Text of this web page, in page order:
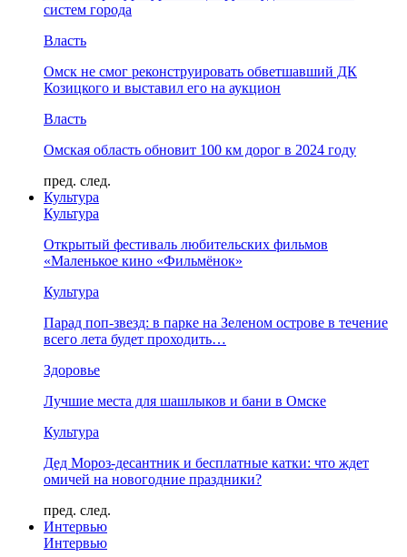
систем города
Власть
Омск не смог реконструировать обветшавший ДК
Козицкого и выставил его на аукцион
Власть
Омская область обновит 100 км дорог в 2024 году
пред. след.
Культура
Культура
Открытый фестиваль любительских фильмов
«Маленькое кино «Фильмёнок»
Культура
Парад поп-звезд: в парке на Зеленом острове в течение
всего лета будет проходить…
Здоровье
Лучшие места для шашлыков и бани в Омске
Культура
Дед Мороз-десантник и бесплатные катки: что ждет
омичей на новогодние праздники?
пред. след.
Интервью
Интервью